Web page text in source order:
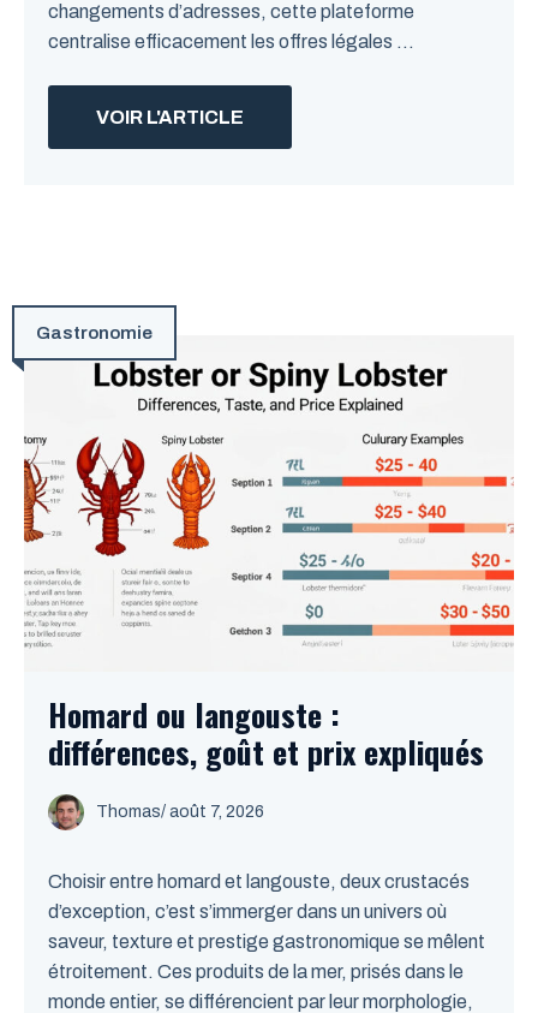
changements d’adresses, cette plateforme
centralise efficacement les offres légales ...
VOIR L'ARTICLE
Gastronomie
Homard ou langouste :
différences, goût et prix expliqués
Thomas/ août 7, 2026
Choisir entre homard et langouste, deux crustacés
d’exception, c’est s’immerger dans un univers où
saveur, texture et prestige gastronomique se mêlent
étroitement. Ces produits de la mer, prisés dans le
monde entier, se différencient par leur morphologie,